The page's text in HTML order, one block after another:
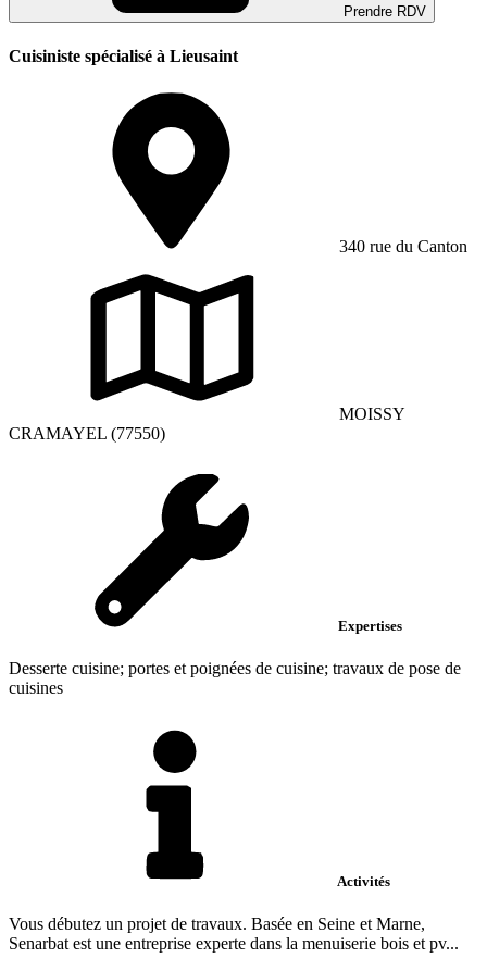
Prendre RDV
Cuisiniste spécialisé à Lieusaint
340 rue du Canton
MOISSY
CRAMAYEL (77550)
Expertises
Desserte cuisine; portes et poignées de cuisine; travaux de pose de
cuisines
Activités
Vous débutez un projet de travaux. Basée en Seine et Marne,
Senarbat est une entreprise experte dans la menuiserie bois et pv...